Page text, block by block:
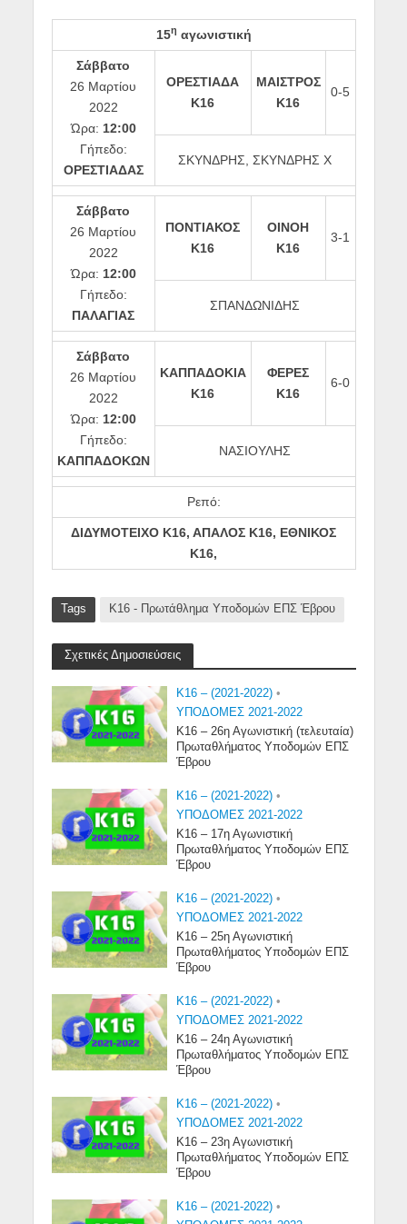
15η αγωνιστική
Σάββατο
26 Μαρτίου
2022
Ώρα: 12:00
Γήπεδο:
ΟΡΕΣΤΙΑΔΑΣ
ΟΡΕΣΤΙΑΔΑ
Κ16
ΜΑΙΣΤΡΟΣ
Κ16
0-5
ΣΚΥΝΔΡΗΣ, ΣΚΥΝΔΡΗΣ Χ
Σάββατο
26 Μαρτίου
2022
Ώρα: 12:00
Γήπεδο:
ΠΑΛΑΓΙΑΣ
ΠΟΝΤΙΑΚΟΣ
Κ16
ΟΙΝΟΗ
Κ16
3-1
ΣΠΑΝΔΩΝΙΔΗΣ
Σάββατο
26 Μαρτίου
2022
Ώρα: 12:00
Γήπεδο:
ΚΑΠΠΑΔΟΚΩΝ
ΚΑΠΠΑΔΟΚΙΑ
Κ16
ΦΕΡΕΣ
Κ16
6-0
ΝΑΣΙΟΥΛΗΣ
Ρεπό:
ΔΙΔΥΜΟΤΕΙΧΟ Κ16, ΑΠΑΛΟΣ Κ16, ΕΘΝΙΚΟΣ
Κ16,
Tags Κ16 - Πρωτάθλημα Υποδομών ΕΠΣ Έβρου
Σχετικές Δημοσιεύσεις
K16 – (2021-2022) •
ΥΠΟΔΟΜΕΣ 2021-2022
Κ16 – 26η Αγωνιστική (τελευταία)
Πρωταθλήματος Υποδομών ΕΠΣ
Έβρου
K16 – (2021-2022) •
ΥΠΟΔΟΜΕΣ 2021-2022
Κ16 – 17η Αγωνιστική
Πρωταθλήματος Υποδομών ΕΠΣ
Έβρου
K16 – (2021-2022) •
ΥΠΟΔΟΜΕΣ 2021-2022
Κ16 – 25η Αγωνιστική
Πρωταθλήματος Υποδομών ΕΠΣ
Έβρου
K16 – (2021-2022) •
ΥΠΟΔΟΜΕΣ 2021-2022
Κ16 – 24η Αγωνιστική
Πρωταθλήματος Υποδομών ΕΠΣ
Έβρου
K16 – (2021-2022) •
ΥΠΟΔΟΜΕΣ 2021-2022
Κ16 – 23η Αγωνιστική
Πρωταθλήματος Υποδομών ΕΠΣ
Έβρου
K16 – (2021-2022) •